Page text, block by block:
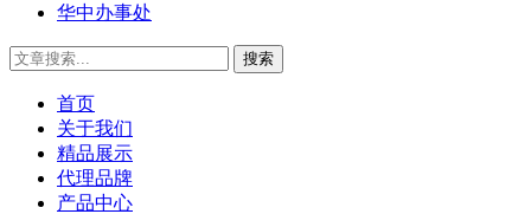
华中办事处
首页
关于我们
精品展示
代理品牌
产品中心